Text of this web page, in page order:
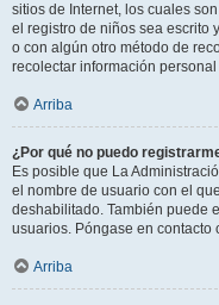
sitios de Internet, los cuales
el registro de niños sea escrito
o con algún otro método de
recolectar información
Arriba
¿Por qué no puedo
Es posible que La
el nombre de usuario con el
deshabilitado. También puede
usuarios. Póngase en contacto
Arriba